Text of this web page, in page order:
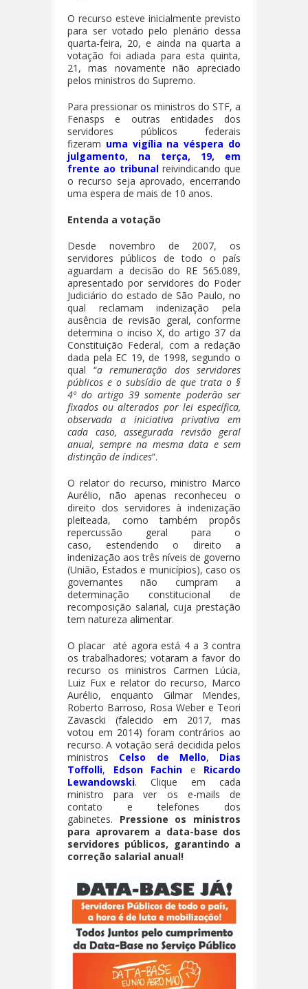
O recurso esteve inicialmente previsto
para ser votado pelo plenário dessa
quarta-feira, 20, e ainda na quarta a
votação foi adiada para esta quinta,
21, mas novamente não apreciado
pelos ministros do Supremo.
Para pressionar os ministros do STF, a
Fenasps e outras entidades dos
servidores públicos federais
fizeram uma vigília na véspera do
julgamento, na terça, 19, em
frente ao tribunalreivindicando que
o recurso seja aprovado, encerrando
uma espera de mais de 10 anos.
Entenda a votação
Desde novembro de 2007, os
servidores públicos de todo o país
aguardam a decisão do RE 565.089,
apresentado por servidores do Poder
Judiciário do estado de São Paulo, no
qual reclamam indenização pela
ausência de revisão geral, conforme
determina o inciso X, do artigo 37 da
Constituição Federal, com a redação
dada pela EC 19, de 1998, segundo o
qual “a remuneração dos servidores
públicos e o subsídio de que trata o §
4º do artigo 39 somente poderão ser
fixados ou alterados por lei específica,
observada a iniciativa privativa em
cada caso, assegurada revisão geral
anual, sempre na mesma data e sem
distinção de índices“.
O relator do recurso, ministro Marco
Aurélio, não apenas reconheceu o
direito dos servidores à indenização
pleiteada, como também propôs
repercussão geral para o
caso, estendendo o direito a
indenização aos três níveis de governo
(União, Estados e municípios), caso os
governantes não cumpram a
determinação constitucional de
recomposição salarial, cuja prestação
tem natureza alimentar.
O placar até agora está 4 a 3 contra
os trabalhadores; votaram a favor do
recurso os ministros Carmen Lúcia,
Luiz Fux e relator do recurso, Marco
Aurélio, enquanto Gilmar Mendes,
Roberto Barroso, Rosa Weber e Teori
Zavascki (falecido em 2017, mas
votou em 2014) foram contrários ao
recurso. A votação será decidida pelos
ministros Celso de Mello, Dias
Toffolli, Edson Fachin e Ricardo
Lewandowski. Clique em cada
ministro para ver os e-mails de
contato e telefones dos
gabinetes. Pressione os ministros
para aprovarem a data-base dos
servidores públicos, garantindo a
correção salarial anual!